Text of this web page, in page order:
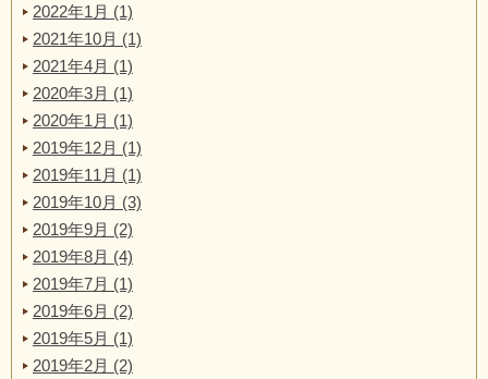
2022年1月 (1)
2021年10月 (1)
2021年4月 (1)
2020年3月 (1)
2020年1月 (1)
2019年12月 (1)
2019年11月 (1)
2019年10月 (3)
2019年9月 (2)
2019年8月 (4)
2019年7月 (1)
2019年6月 (2)
2019年5月 (1)
2019年2月 (2)